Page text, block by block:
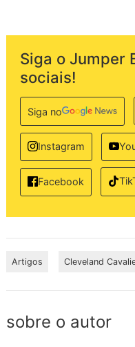
Siga o Jumper
sociais!
Siga no
Instagram
Facebook
Artigos Cleveland
sobre o autor